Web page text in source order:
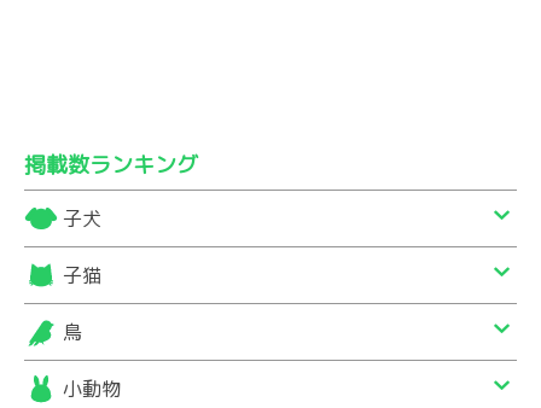
掲載数ランキング
子犬
子猫
鳥
小動物